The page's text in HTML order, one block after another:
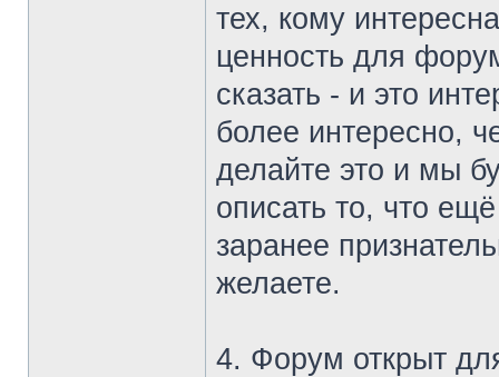
тех, кому
ценность для
сказать - и это
более интересно,
делайте это и мы
описать то, что
заранее
желаете.
4. Форум открыт